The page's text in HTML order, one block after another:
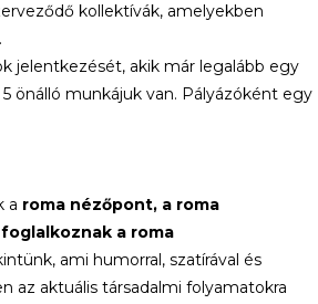
kollektívák, amelyekben
jelentkezését, akik már legalább egy
önálló munkájuk van. Pályázóként egy
a roma nézőpont, a roma
a roma
ami humorral, szatírával és
az aktuális társadalmi folyamatokra